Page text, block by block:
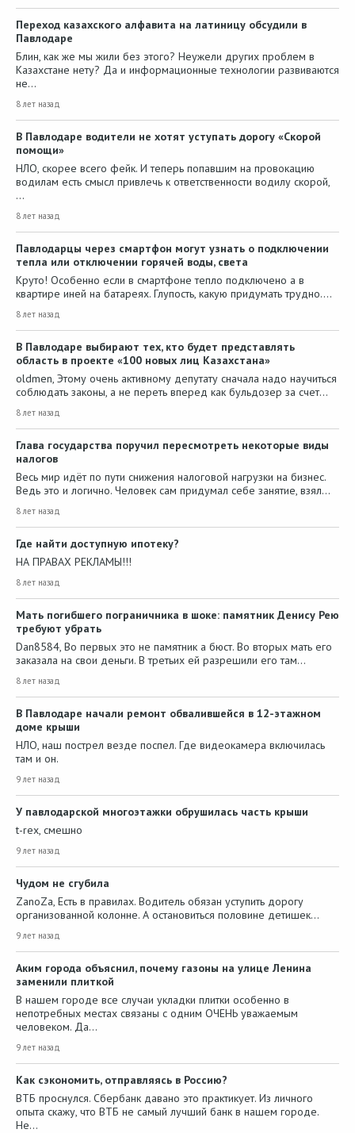
Переход казахского алфавита на латиницу обсудили в
Павлодаре
Блин, как же мы жили без этого? Неужели других проблем в
Казахстане нету? Да и информационные технологии развиваются
не…
8 лет назад
В Павлодаре водители не хотят уступать дорогу «Скорой
помощи»
НЛО, скорее всего фейк. И теперь попавшим на провокацию
водилам есть смысл привлечь к ответственности водилу скорой,
…
8 лет назад
Павлодарцы через смартфон могут узнать о подключении
тепла или отключении горячей воды, света
Круто! Особенно если в смартфоне тепло подключено а в
квартире иней на батареях. Глупость, какую придумать трудно.…
8 лет назад
В Павлодаре выбирают тех, кто будет представлять
область в проекте «100 новых лиц Казахстана»
oldmen, Этому очень активному депутату сначала надо научиться
соблюдать законы, а не переть вперед как бульдозер за счет…
8 лет назад
Глава государства поручил пересмотреть некоторые виды
налогов
Весь мир идёт по пути снижения налоговой нагрузки на бизнес.
Ведь это и логично. Человек сам придумал себе занятие, взял…
8 лет назад
Где найти доступную ипотеку?
НА ПРАВАХ РЕКЛАМЫ!!!
8 лет назад
Мать погибшего пограничника в шоке: памятник Денису Рею
требуют убрать
Dan8584, Во первых это не памятник а бюст. Во вторых мать его
заказала на свои деньги. В третьих ей разрешили его там…
8 лет назад
В Павлодаре начали ремонт обвалившейся в 12-этажном
доме крыши
НЛО, наш пострел везде поспел. Где видеокамера включилась
там и он.
9 лет назад
У павлодарской многоэтажки обрушилась часть крыши
t-rex, смешно
9 лет назад
Чудом не сгубила
ZanoZa, Есть в правилах. Водитель обязан уступить дорогу
организованной колонне. А остановиться половине детишек…
9 лет назад
Аким города объяснил, почему газоны на улице Ленина
заменили плиткой
В нашем городе все случаи укладки плитки особенно в
непотребных местах связаны с одним ОЧЕНЬ уважаемым
человеком. Да…
9 лет назад
Как сэкономить, отправляясь в Россию?
ВТБ проснулся. Сбербанк давано это практикует. Из личного
опыта скажу, что ВТБ не самый лучший банк в нашем городе.
Не…